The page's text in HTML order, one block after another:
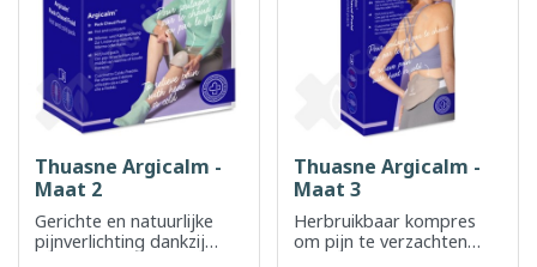
Thuasne Argicalm -
Maat 2
Gerichte en natuurlijke
pijnverlichting dankzij
Thuasne Argicalm -
Maat 3
Herbruikbaar kompres
om pijn te verzachten